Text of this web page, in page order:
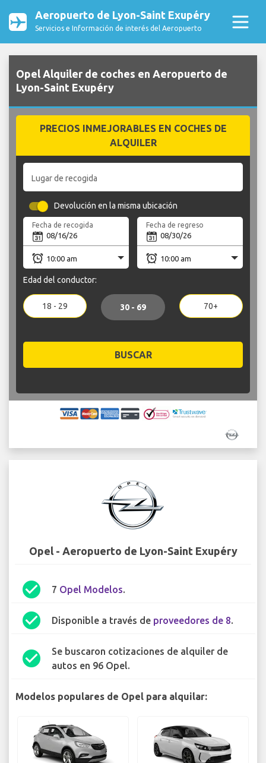
Aeropuerto de Lyon-Saint Exupéry
Servicios e Información de interés del Aeropuerto
Opel Alquiler de coches en Aeropuerto de
Lyon-Saint Exupéry
PRECIOS INMEJORABLES EN COCHES DE
ALQUILER
Lugar de recogida
Devolución en la misma ubicación
Fecha de recogida Fecha de regreso
Edad del conductor:
18 - 29 30 - 69 70+
BUSCAR
Opel - Aeropuerto de Lyon-Saint Exupéry
check_circle 7 Opel Modelos.
check_circle Disponible a través de proveedores de 8.
check_circle
Se buscaron cotizaciones de alquiler de
autos en 96 Opel.
Modelos populares de Opel para alquilar: